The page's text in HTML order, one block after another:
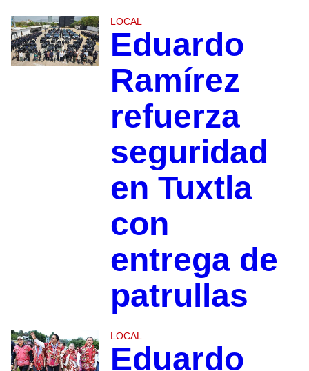
LOCAL
Eduardo
Ramírez
refuerza
seguridad
en Tuxtla
con
entrega de
patrullas
LOCAL
Eduardo